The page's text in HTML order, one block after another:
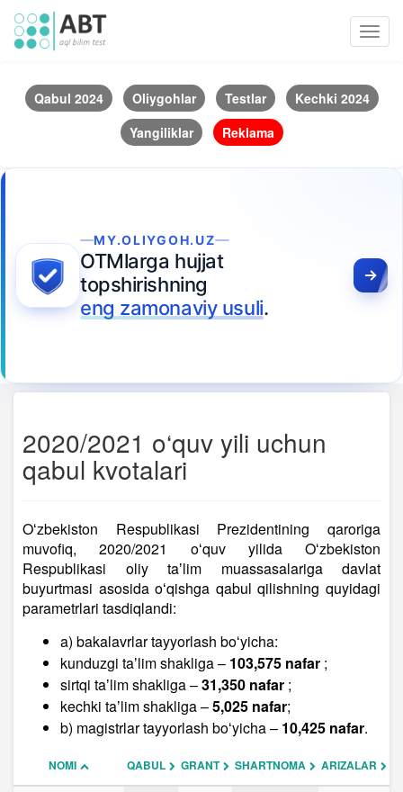
Qabul 2024 Oliygohlar Testlar
Kechki 2024
Yangiliklar
Reklama
MY.OLIYGOH.UZ
OTMlarga hujjat
topshirishning
eng zamonaviy usuli.
2020/2021 o‘quv yili uchun
qabul kvotalari
Oʻzbekiston Respublikasi Prezidentining qaroriga
muvofiq, 2020/2021 oʻquv yilida Oʻzbekiston
Respublikasi oliy taʼlim muassasalariga davlat
buyurtmasi asosida oʻqishga qabul qilishning quyidagi
parametrlari tasdiqlandi:
a) bakalavrlar tayyorlash boʻyicha:
kunduzgi taʼlim shakliga – 103,575 nafar ;
sirtqi taʼlim shakliga –31,350 nafar ;
kechki taʼlim shakliga –5,025 nafar;
b) magistrlar tayyorlash boʻyicha – 10,425 nafar.
NOMI QABUL GRANT SHARTNOMA ARIZALAR